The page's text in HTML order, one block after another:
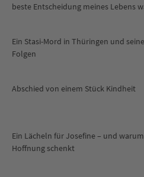
beste Entscheidung meines Lebens
Ein Stasi-Mord in Thüringen und
Folgen
Abschied von einem Stück Kindheit
Ein Lächeln für Josefine – und
Hoffnung schenkt